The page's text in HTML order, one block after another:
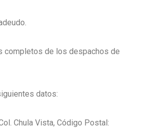
completos de los despachos de
datos:
Chula Vista, Código Postal: